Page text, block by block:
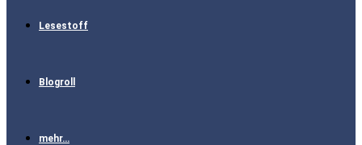
Lesestoff
Blogroll
mehr…